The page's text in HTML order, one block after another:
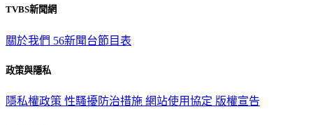
TVBS新聞網
關於我們 56新聞台節目表
政策與隱私
隱私權政策 性騷擾防治措施 網站使用協定 版權宣告